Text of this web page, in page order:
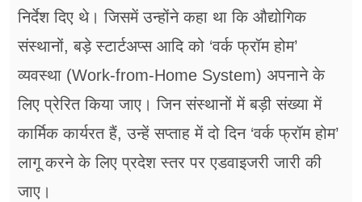
निर्देश दिए थे। जिसमें उन्होंने कहा था कि औद्योगिक
संस्थानों, बड़े स्टार्टअप्स आदि को ‘वर्क फ्रॉम होम’
व्यवस्था (Work-from-Home System) अपनाने के
लिए प्रेरित किया जाए। जिन संस्थानों में बड़ी संख्या में
कार्मिक कार्यरत हैं, उन्हें सप्ताह में दो दिन ‘वर्क फ्रॉम होम’
लागू करने के लिए प्रदेश स्तर पर एडवाइजरी जारी की
जाए।